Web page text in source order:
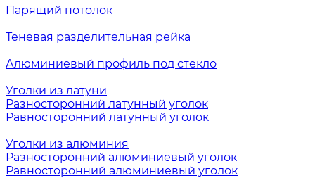
Парящий потолок
Теневая разделительная рейка
Алюминиевый профиль под стекло
Уголки из латуни
Разносторонний латунный уголок
Равносторонний латунный уголок
Уголки из алюминия
Разносторонний алюминиевый уголок
Равносторонний алюминиевый уголок